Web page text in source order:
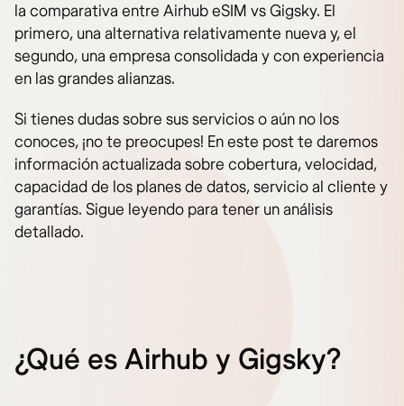
la comparativa entre Airhub eSIM vs Gigsky. El
primero, una alternativa relativamente nueva y, el
segundo, una empresa consolidada y con experiencia
en las grandes alianzas.
Si tienes dudas sobre sus servicios o aún no los
conoces, ¡no te preocupes! En este post te daremos
información actualizada sobre cobertura, velocidad,
capacidad de los planes de datos, servicio al cliente y
garantías. Sigue leyendo para tener un análisis
detallado.
¿Qué es Airhub y Gigsky?